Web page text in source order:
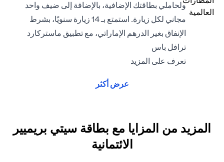
ولحاملي بطاقتك الإضافية، بالإضافة إلى ضيف واحد
مجاني لكل زيارة. استمتع بـ 14 زيارة سنويًا، بشرط
الإنفاق بغير الدرهم الإماراتي، مع تطبيق ماستركارد
ترافل باس
تعرف على المزيد
عرض أكثر
المزيد من المزايا مع بطاقة سيتي بريميير
الائتمانية